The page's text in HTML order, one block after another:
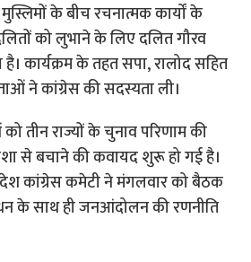
के बीच रचनात्मक कार्यों के
को लुभाने के लिए दलित गौरव
कार्यक्रम के तहत सपा, रालोद सहित
ने कांग्रेस की सदस्यता ली।
तीन राज्यों के चुनाव परिणाम की
से बचाने की कवायद शुरू हो गई है।
कांग्रेस कमेटी ने मंगलवार को बैठक
के साथ ही जनआंदोलन की रणनीति